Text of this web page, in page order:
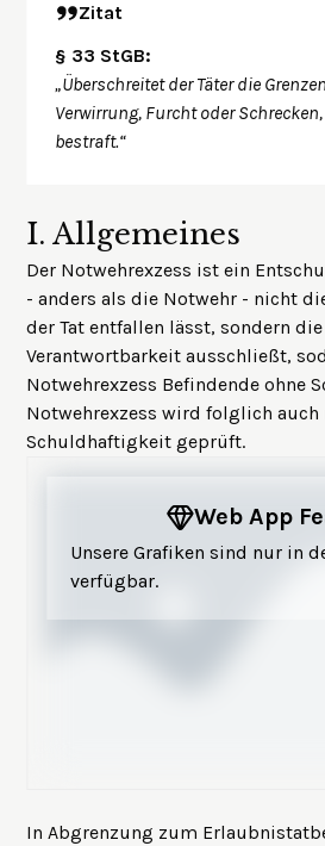
Zitat
§ 33 StGB:
„Überschreitet der Täter die
Verwirrung, Furcht oder
bestraft.“
I. Allgemeines
Der Notwehrexzess ist ein
- anders als die Notwehr - nicht
der Tat entfallen lässt, sondern
Verantwortbarkeit ausschließt,
Notwehrexzess Befindende ohne
Notwehrexzess wird folglich
Schuldhaftigkeit geprüft.
Web App
Unsere Grafiken sind nur in
verfügbar.
In Abgrenzung zum